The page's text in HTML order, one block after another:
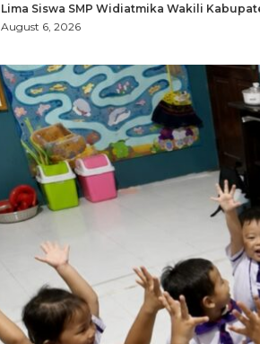
Lima Siswa SMP Widiatmika Wakili
August 6, 2026